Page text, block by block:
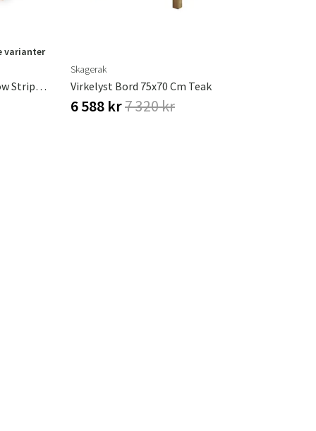
varianter
Virkelyst 3-Seater Golden Yellow Stripe Teak
Skagerak
Virkelyst Bord 75x70 Cm Teak
6 588 kr7 320 kr